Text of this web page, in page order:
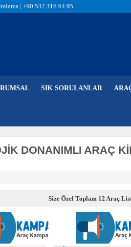
| +90 532 316 64 95
SIK SORULANLAR
DONANIMLI ARAÇ
Size Özel Toplam 12 Araç